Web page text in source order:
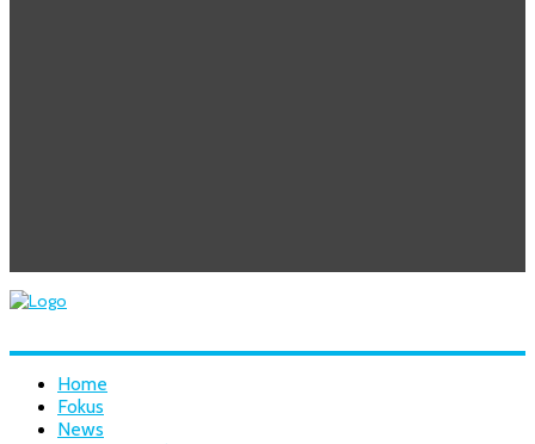
Home
Fokus
News